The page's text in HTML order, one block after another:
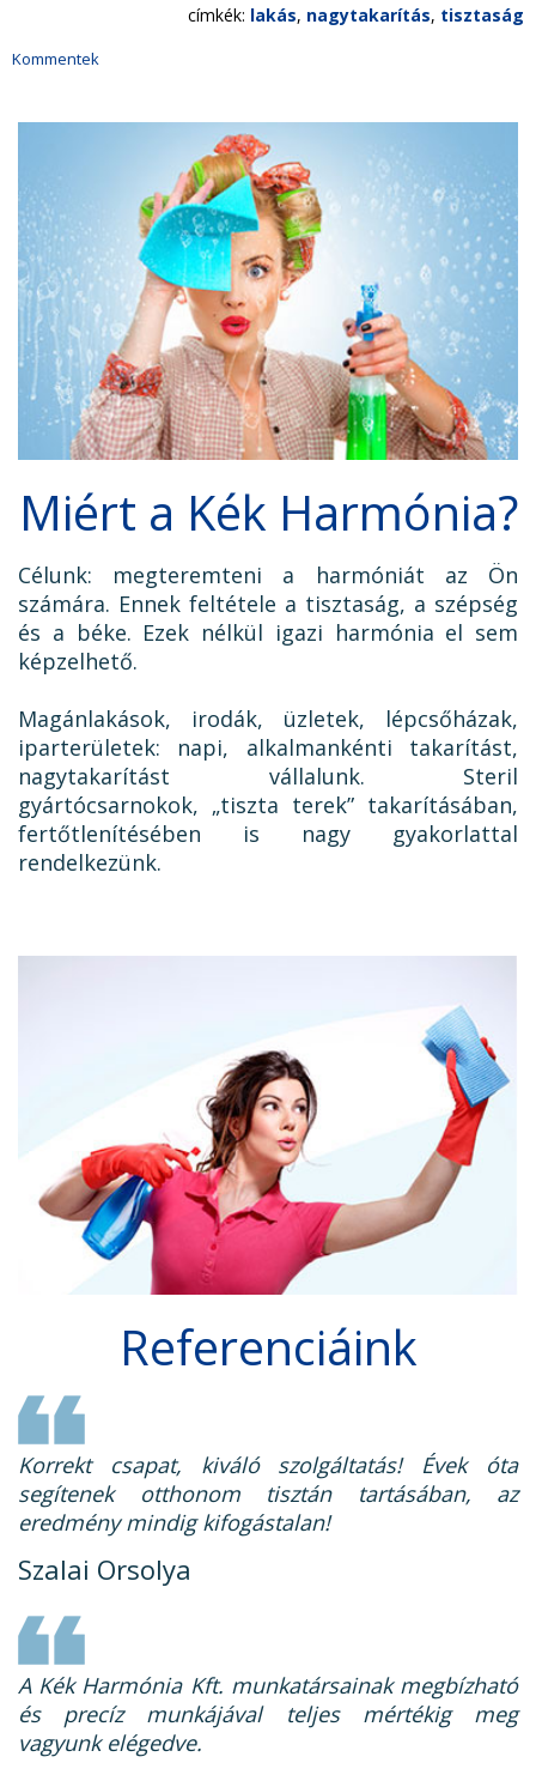
címkék: lakás, nagytakarítás, tisztaság
Kommentek
Miért a Kék Harmónia?
Célunk: megteremteni a harmóniát az Ön
számára. Ennek feltétele a tisztaság, a szépség
és a béke. Ezek nélkül igazi harmónia el sem
képzelhető.
Magánlakások, irodák, üzletek, lépcsőházak,
iparterületek: napi, alkalmankénti takarítást,
nagytakarítást vállalunk. Steril
gyártócsarnokok, „tiszta terek” takarításában,
fertőtlenítésében is nagy gyakorlattal
rendelkezünk.
Referenciáink
Korrekt csapat, kiváló szolgáltatás! Évek óta
segítenek otthonom tisztán tartásában, az
eredmény mindig kifogástalan!
Szalai Orsolya
A Kék Harmónia Kft. munkatársainak megbízható
és precíz munkájával teljes mértékig meg
vagyunk elégedve.